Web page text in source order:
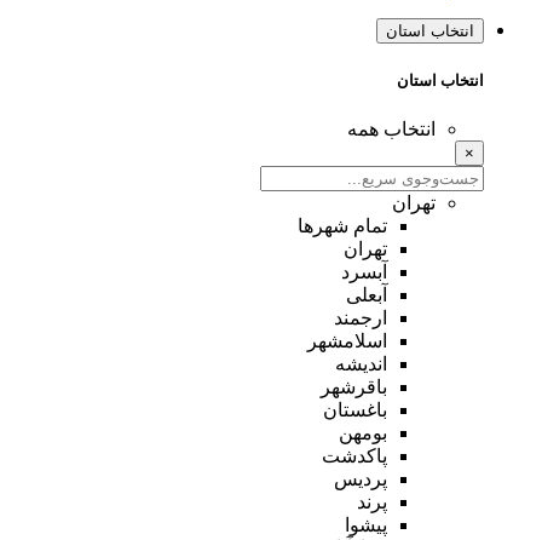
انتخاب استان
انتخاب استان
انتخاب همه
×
تهران
تمام شهر‌ها
تهران
آبسرد
آبعلی
ارجمند
اسلامشهر
اندیشه
باقرشهر
باغستان
بومهن
پاکدشت
پردیس
پرند
پیشوا